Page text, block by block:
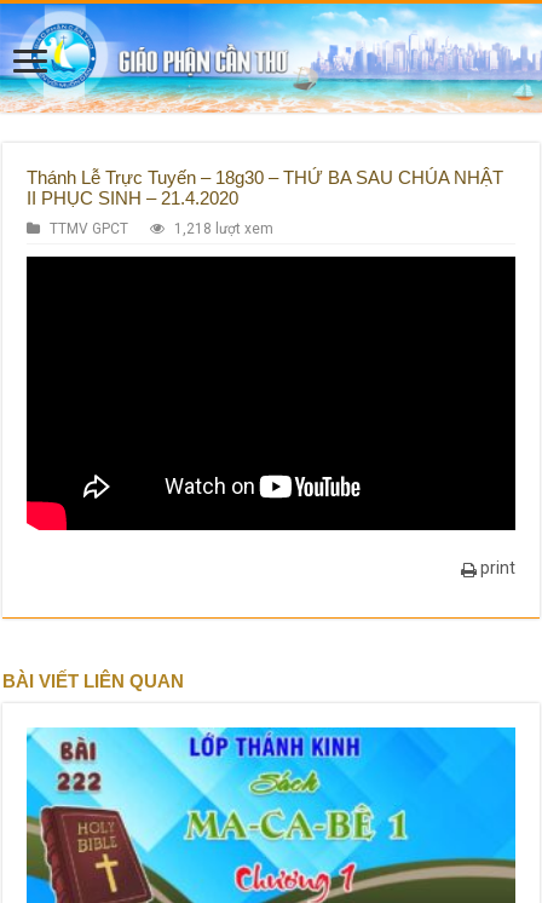
Thánh Lễ Trực Tuyến – 18g30 – THỨ BA SAU CHÚA NHẬT
II PHỤC SINH – 21.4.2020
TTMV GPCT 1,218 lượt xem
print
BÀI VIẾT LIÊN QUAN